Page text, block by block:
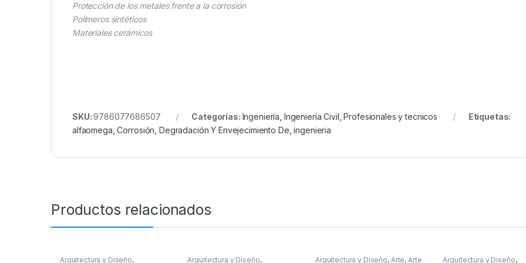
Protección de los metales frente a la corrosión
Polímeros sintéticos
Materiales cerámicos
SKU:9786077686507 Categorías: Ingeniería Ingeniería Civil ,Profesionales y tecnicos
Etiquetas:
alfaomega ,Corrosión Degradación Y Envejecimiento De ,ingenieria
Productos relacionados
Arquitectura y Diseño,
Arquitectura y Diseño,
Arquitectura y Diseño, Arte, Arte
Arquitectura y Diseño,